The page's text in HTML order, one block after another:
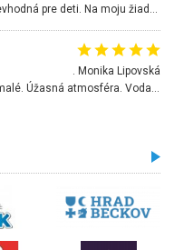
Kútik výborný, ale hlučná hudba úplne nevhodná pre deti. Na moju žiadosť o aspoň sušenie nereagovali.
. Monika Lipovská